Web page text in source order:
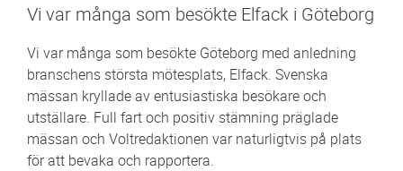
Vi var många som besökte Elfack i Göteborg
Vi var många som besökte Göteborg med anledning
branschens största mötesplats, Elfack. Svenska
mässan kryllade av entusiastiska besökare och
utställare. Full fart och positiv stämning präglade
mässan och Voltredaktionen var naturligtvis på plats
för att bevaka och rapportera.